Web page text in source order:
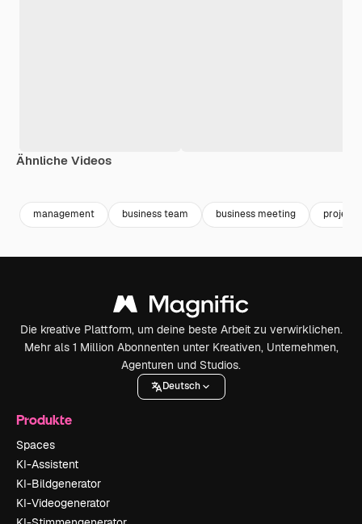
Ähnliche Videos
management business team business meeting projekt
Die kreative Plattform, um deine beste Arbeit zu verwirklichen.
Mehr als 1 Million Abonnenten unter Kreativen, Unternehmen,
Agenturen und Studios.
Deutsch
Produkte
Spaces
KI-Assistent
KI-Bildgenerator
KI-Videogenerator